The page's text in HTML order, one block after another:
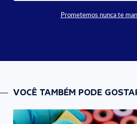
Prometemos nunca te
VOCÊ TAMBÉM PODE